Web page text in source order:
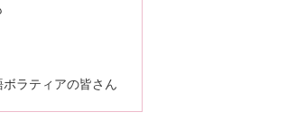
ラティアの皆さん